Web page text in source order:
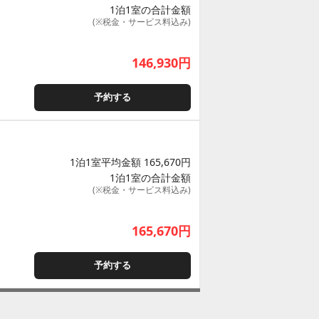
1泊1室の合計金額
(※税金・サービス料込み)
146,930円
予約する
1泊1室平均金額 165,670円
1泊1室の合計金額
(※税金・サービス料込み)
165,670円
予約する